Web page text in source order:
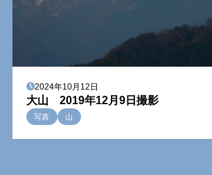
2024年10月12日
大山 2019年12月9日撮影
写真 山